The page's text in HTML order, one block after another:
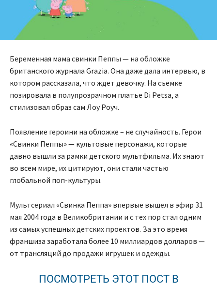
Беременная мама свинки Пеппы — на обложке
британского журнала Grazia. Она даже дала интервью, в
котором рассказала, что ждет девочку. На съемке
позировала в полупрозрачном платье Di Petsa, а
стилизовал образ сам Лоу Роуч.
Появление героини на обложке – не случайность. Герои
«Свинки Пеппы» — культовые персонажи, которые
давно вышли за рамки детского мультфильма. Их знают
во всем мире, их цитируют, они стали частью
глобальной поп-культуры.
Мультсериал «Свинка Пеппа» впервые вышел в эфир 31
мая 2004 года в Великобритании и с тех пор стал одним
из самых успешных детских проектов. За это время
франшиза заработала более 10 миллиардов долларов —
от трансляций до продажи игрушек и одежды.
ПОСМОТРЕТЬ ЭТОТ ПОСТ В